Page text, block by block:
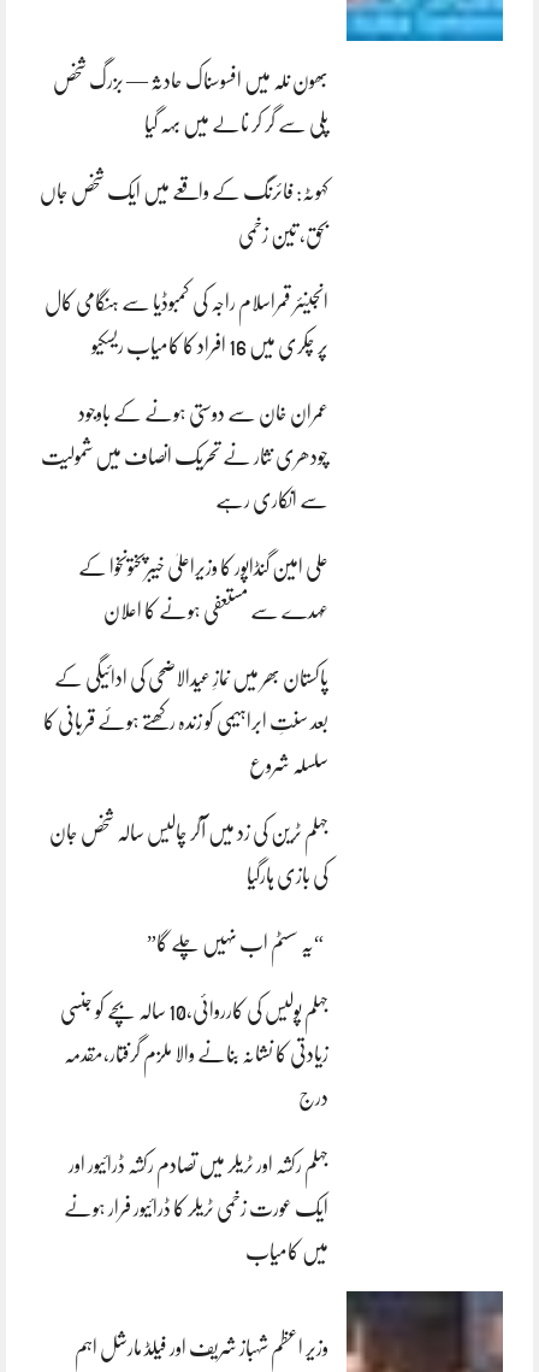
بھون نلہ میں افسوسناک حادثہ — بزرگ شخص
پلی سے گر کر نالے میں بہہ گیا
کہوٹہ: فائرنگ کے واقعے میں ایک شخص جاں
بحق، تین زخمی
انجینئر قمراسلام راجہ کی کمبوڈیا سے ہنگامی کال
پر چکری میں 16 افراد کا کامیاب ریسکیو
عمران خان سے دوستی ہونے کے باوجود
چودھری نثار نے تحریک انصاف میں شمولیت
سے انکاری رہے
علی امین گنڈاپور کا وزیراعلیٰ خیبرپختونخوا کے
عہدے سے مستعفی ہونے کا اعلان
پاکستان بھر میں نمازِ عیدالاضحی کی ادائیگی کے
بعد سنتِ ابراہیمی کو زندہ رکھتے ہوئے قربانی کا
سلسلہ شروع
جہلم ٹرین کی زد میں آکر چالیس سالہ شخص جان
کی بازی ہارگیا
“یہ سسٹم اب نہیں چلے گا”
جہلم پولیس کی کارروائی،10 سالہ بچے کو جنسی
زیادتی کا نشانہ بنانے والا ملزم گرفتار،مقدمہ
درج
جہلم رکشہ اور ٹریلر میں تصادم رکشہ ڈرائیور اور
ایک عورت زخمی ٹریلر کا ڈرائیور فرار ہونے
میں کامیاب
وزیر اعظم شہباز شریف اور فیلڈ مارشل اہم